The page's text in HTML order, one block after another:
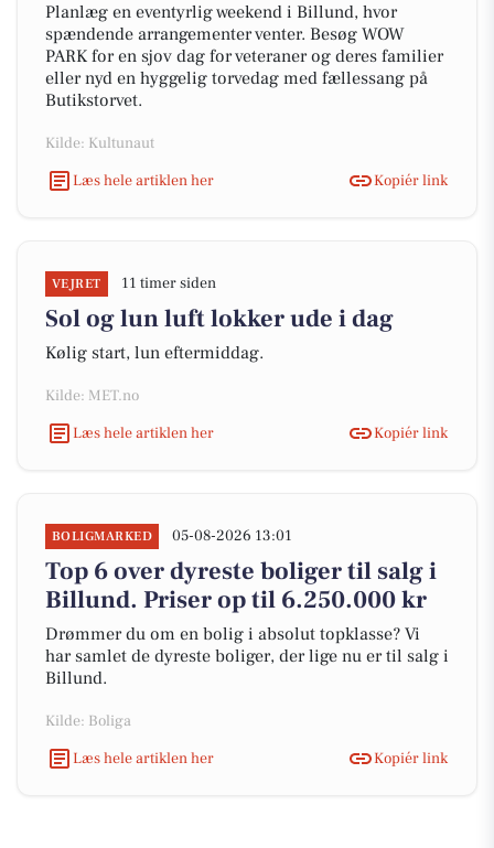
Planlæg en eventyrlig weekend i Billund, hvor
spændende arrangementer venter. Besøg WOW
PARK for en sjov dag for veteraner og deres familier
eller nyd en hyggelig torvedag med fællessang på
Butikstorvet.
Kilde: Kultunaut
Læs hele artiklen her
Kopiér link
VEJRET 11 timer siden
Sol og lun luft lokker ude i dag
Kølig start, lun eftermiddag.
Kilde: MET.no
Læs hele artiklen her
Kopiér link
BOLIGMARKED 05-08-2026 13:01
Top 6 over dyreste boliger til salg i
Billund. Priser op til 6.250.000 kr
Drømmer du om en bolig i absolut topklasse? Vi
har samlet de dyreste boliger, der lige nu er til salg i
Billund.
Kilde: Boliga
Læs hele artiklen her
Kopiér link